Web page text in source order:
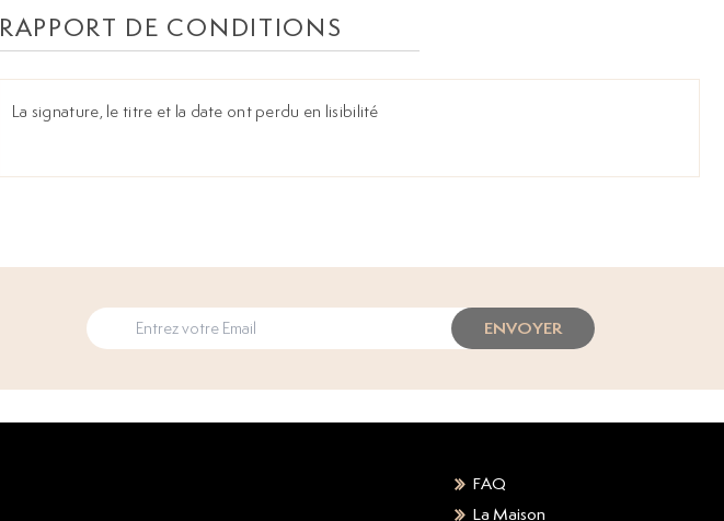
RAPPORT DE CONDITIONS
La signature, le titre et la date ont perdu en lisibilité
ENVOYER
FAQ
La Maison